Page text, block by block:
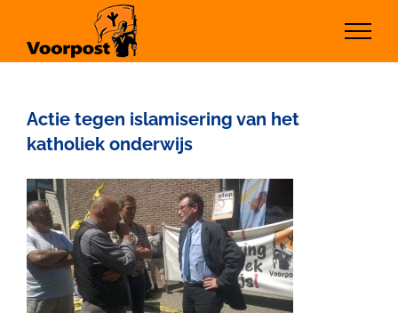
inhoud
Actie tegen islamisering van het
katholiek onderwijs